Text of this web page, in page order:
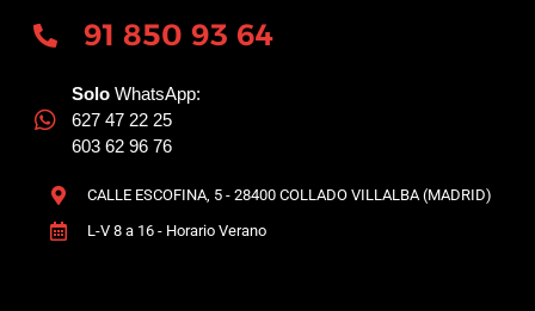
91 850 93 64
Solo WhatsApp:
627 47 22 25
603 62 96 76
CALLE ESCOFINA, 5 - 28400 COLLADO VILLALBA (MADRID)
L-V 8 a 16 - Horario Verano